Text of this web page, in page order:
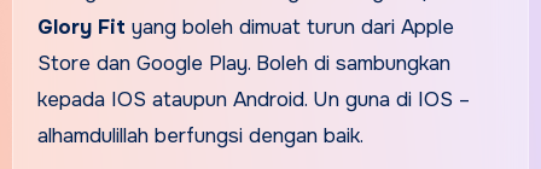
Glory Fit yang boleh dimuat turun dari Apple
Store dan Google Play. Boleh di sambungkan
kepada IOS ataupun Android. Un guna di IOS –
alhamdulillah berfungsi dengan baik.